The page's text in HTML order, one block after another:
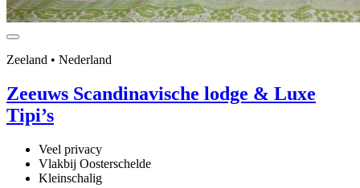
Zeeland • Nederland
Zeeuws Scandinavische lodge & Luxe
Tipi’s
Veel privacy
Vlakbij Oosterschelde
Kleinschalig